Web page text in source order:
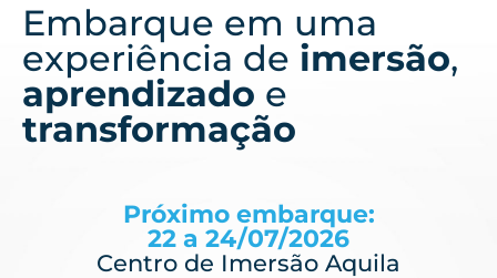
Embarque em uma
experiência de imersão,
aprendizado e
transformação
Próximo embarque:
22 a 24/07/2026
Centro de Imersão Aquila